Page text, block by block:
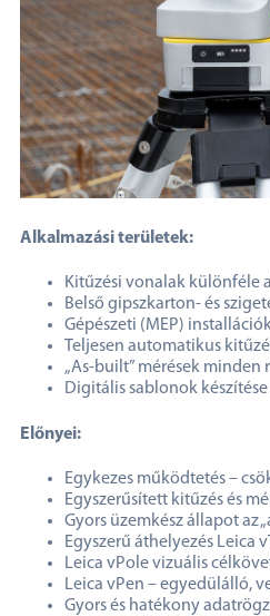
Alkalmazási területek:
Kitűzési vonalak különféle
Belső gipszkarton- és
Gépészeti (MEP)
Teljesen automatikus
„As-built” mérések minden
Digitális sablonok
Előnyei:
Egykezes működtetés –
Egyszerűsített kitűzés és
Gyors üzemkész állapot az
Egyszerű áthelyezés Leica
Leica vPole vizuális
Leica vPen – egyedülálló,
Gyors és hatékony